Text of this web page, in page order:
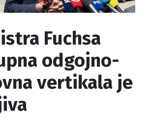
Fuchsa
odgojno-
vertikala je